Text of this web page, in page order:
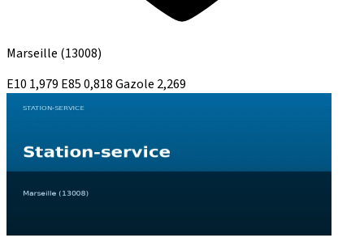
Marseille (13008)
E10 1,979 E850,818Gazole 2,269